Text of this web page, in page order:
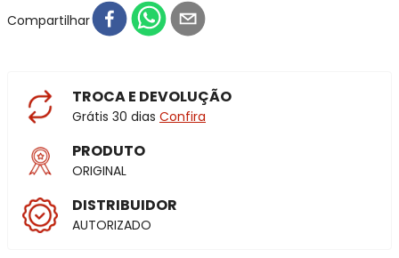
Compartilhar
TROCA E DEVOLUÇÃO
Grátis 30 dias Confira
PRODUTO
ORIGINAL
DISTRIBUIDOR
AUTORIZADO